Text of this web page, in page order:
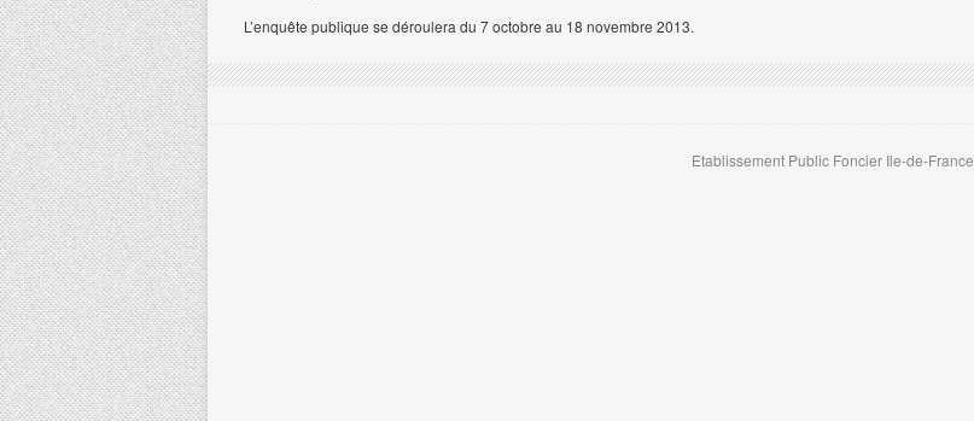
L’enquête publique se déroulera du 7 octobre au 18 novembre 2013.
Etablissement Public Foncier Ile-de-France